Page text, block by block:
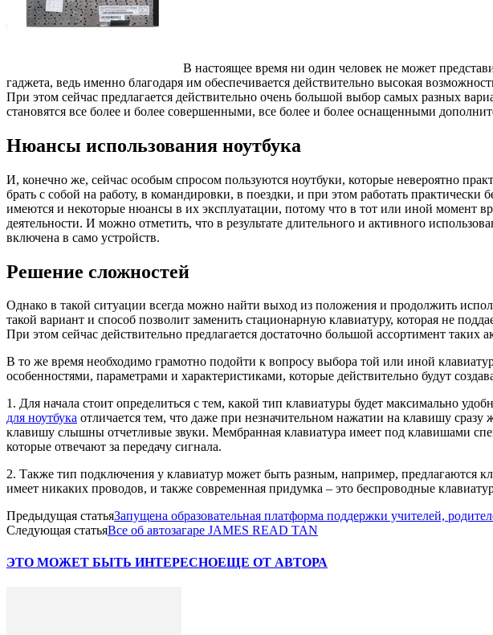
В настоящее время ни один человек не может
гаджета, ведь именно благодаря им обеспечивается действительно высокая
При этом сейчас предлагается действительно очень большой выбор самых разных
становятся все более и более совершенными, все более и более оснащенными
Нюансы использования ноутбука
И, конечно же, сейчас особым спросом пользуются ноутбуки, которые невероятно
брать с собой на работу, в командировки, в поездки, и при этом работать практически
имеются и некоторые нюансы в их эксплуатации, потому что в тот или иной момент
деятельности. И можно отметить, что в результате длительного и активного
включена в само устройств.
Решение сложностей
Однако в такой ситуации всегда можно найти выход из положения и продолжить
такой вариант и способ позволит заменить стационарную клавиатуру, которая не
При этом сейчас действительно предлагается достаточно большой ассортимент таких
В то же время необходимо грамотно подойти к вопросу выбора той или иной
особенностями, параметрами и характеристиками, которые действительно будут
1. Для начала стоит определиться с тем, какой тип клавиатуры будет максимально
для ноутбука отличается тем, что даже при незначительном нажатии на клавишу
клавишу слышны отчетливые звуки. Мембранная клавиатура имеет под клавишами
которые отвечают за передачу сигнала.
2. Также тип подключения у клавиатур может быть разным, например, предлагаются
имеет никаких проводов, и также современная придумка – это беспроводные
Предыдущая статьяЗапущена образовательная платформа поддержки учителей,
Следующая статьяВсе об автозагаре JAMES READ TAN
ЭТО МОЖЕТ БЫТЬ ИНТЕРЕСНОЕЩЕ ОТ АВТОРА